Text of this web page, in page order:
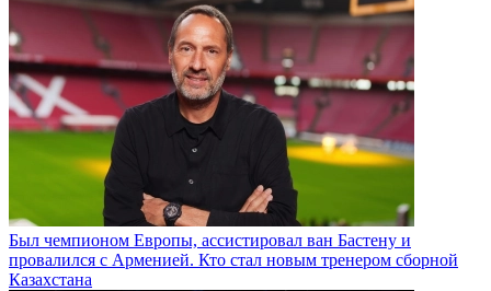
Был чемпионом Европы, ассистировал ван Бастену и
провалился с Арменией. Кто стал новым тренером сборной
Казахстана